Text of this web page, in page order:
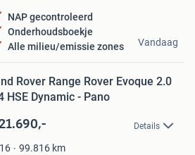
NAP gecontroleerd
Onderhoudsboekje
Alle milieu/emissie zones
Vandaag
Rover Range Rover Evoque 2.0
HSE Dynamic - Pano
Details
99.816 km